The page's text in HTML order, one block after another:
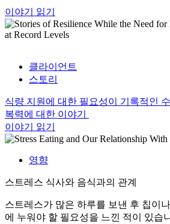
이야기 읽기
클라이언트
스토리
식량 지원에 대한 필요성이 기록적인
복력에 대한 이야기
이야기 읽기
영향
스트레스 식사와 음식과의 관계
스트레스가 많은 하루를 보낸 후 칩이
에 누워야 할 필요성을 느낀 적이 있습